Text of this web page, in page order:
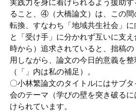
実践力を身に着けられるよう援助
ること、④（大橋論文）は、この
転換、すなわち「地域共生社会」に
と「受け手」に分かれず互いに支
時から）追求されていると、拙稿
用しながら、論文の今日的意義を
（「」内は私の補足）。
〇小林繁論文のタイトルにはサブ
会のテーマ（学びの壁を突き破る
けられています。